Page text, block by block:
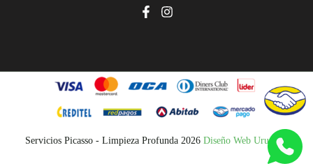
Servicios Picasso - Limpieza Profunda 2026 Diseño Web Uruguay